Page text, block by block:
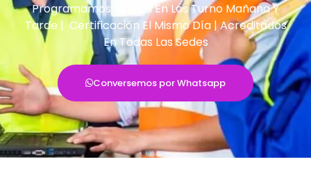
Programamos Tu Cita En Los Turno Mañana Y
Tarde | Certificación El Mismo Día | Acreditados
En Todas Las Sedes
Conversemos por Whatsapp